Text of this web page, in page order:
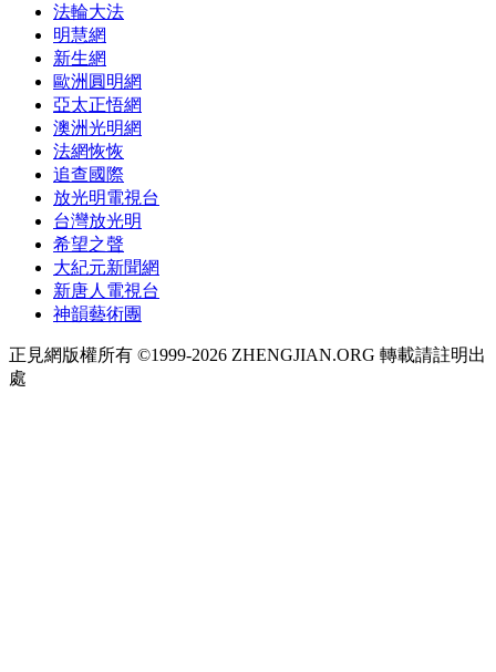
法輪大法
明慧網
新生網
歐洲圓明網
亞太正悟網
澳洲光明網
法網恢恢
追查國際
放光明電視台
台灣放光明
希望之聲
大紀元新聞網
新唐人電視台
神韻藝術團
正見網版權所有 ©1999-2026 ZHENGJIAN.ORG 轉載請註明出
處